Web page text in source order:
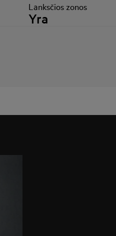
Lanksčios zonos
Yra